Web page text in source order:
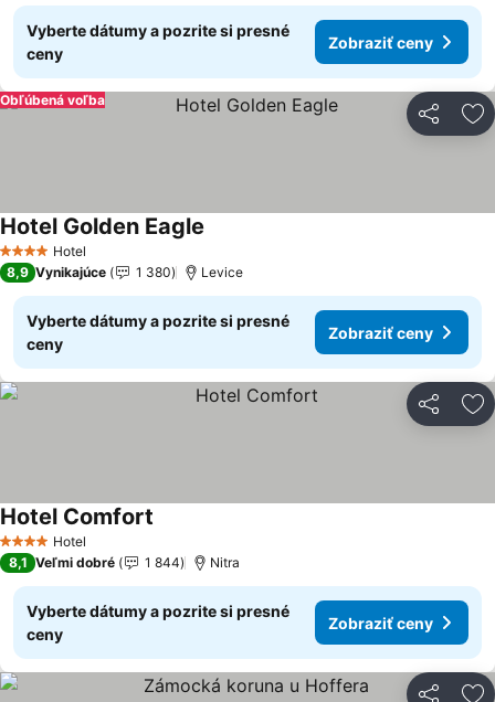
Vyberte dátumy a pozrite si presné
ceny
Zobraziť ceny
Zdieľať
Obľúbená voľba
4 Počet hviezdičiek
Hotel
Hotel Golden Eagle
8,9 Vynikajúce 1 380 Levice
Vyberte dátumy a pozrite si presné
ceny
Zobraziť ceny
Zdieľať
4 Počet hviezdičiek
Hotel
Hotel Comfort
8,1 Veľmi dobré 1 844 Nitra
Vyberte dátumy a pozrite si presné
ceny
Zobraziť ceny